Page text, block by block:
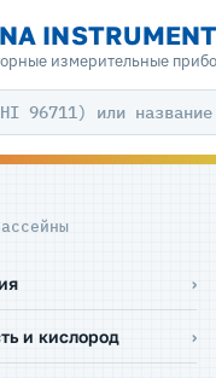
измерительные
и кислород